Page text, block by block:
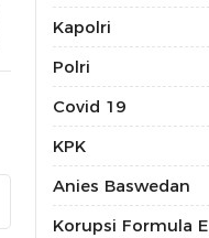
Kapolri
Polri
Covid 19
KPK
Anies Baswedan
Korupsi Formula E